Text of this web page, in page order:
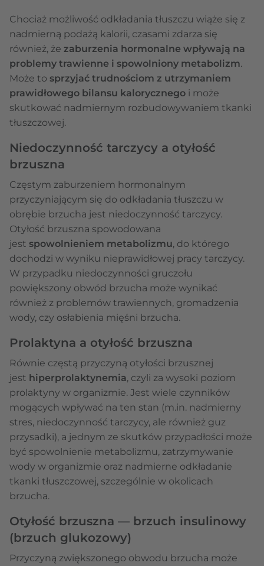
Chociaż możliwość odkładania tłuszczu wiąże się z
nadmierną podażą kalorii, czasami zdarza się
również, że zaburzenia hormonalne wpływają na
problemy trawienne i spowolniony metabolizm.
Może to sprzyjać trudnościom z utrzymaniem
prawidłowego bilansu kalorycznego i może
skutkować nadmiernym rozbudowywaniem tkanki
tłuszczowej.
Niedoczynność tarczycy a otyłość
brzuszna
Częstym zaburzeniem hormonalnym
przyczyniającym się do odkładania tłuszczu w
obrębie brzucha jest niedoczynność tarczycy.
Otyłość brzuszna spowodowana
jest spowolnieniem metabolizmu, do którego
dochodzi w wyniku nieprawidłowej pracy tarczycy.
W przypadku niedoczynności gruczołu
powiększony obwód brzucha może wynikać
również z problemów trawiennych, gromadzenia
wody, czy osłabienia mięśni brzucha.
Prolaktyna a otyłość brzuszna
Równie częstą przyczyną otyłości brzusznej
jest hiperprolaktynemia, czyli za wysoki poziom
prolaktyny w organizmie. Jest wiele czynników
mogących wpływać na ten stan (m.in. nadmierny
stres, niedoczynność tarczycy, ale również guz
przysadki), a jednym ze skutków przypadłości może
być spowolnienie metabolizmu, zatrzymywanie
wody w organizmie oraz nadmierne odkładanie
tkanki tłuszczowej, szczególnie w okolicach
brzucha.
Otyłość brzuszna — brzuch insulinowy
(brzuch glukozowy)
Przyczyną zwiększonego obwodu brzucha może